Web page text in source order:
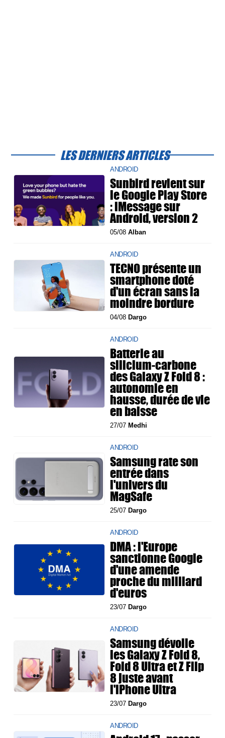
LES DERNIERS ARTICLES
ANDROID
Sunbird revient sur
le Google Play Store
: iMessage sur
Android, version 2
05/08Alban
ANDROID
TECNO présente un
smartphone doté
d'un écran sans la
moindre bordure
04/08Dargo
ANDROID
Batterie au
silicium-carbone
des Galaxy Z Fold 8 :
autonomie en
hausse, durée de vie
en baisse
27/07Medhi
ANDROID
Samsung rate son
entrée dans
l'univers du
MagSafe
25/07Dargo
ANDROID
DMA : l'Europe
sanctionne Google
d'une amende
proche du milliard
d'euros
23/07Dargo
ANDROID
Samsung dévoile
les Galaxy Z Fold 8,
Fold 8 Ultra et Z Flip
8 juste avant
l'iPhone Ultra
23/07Dargo
ANDROID